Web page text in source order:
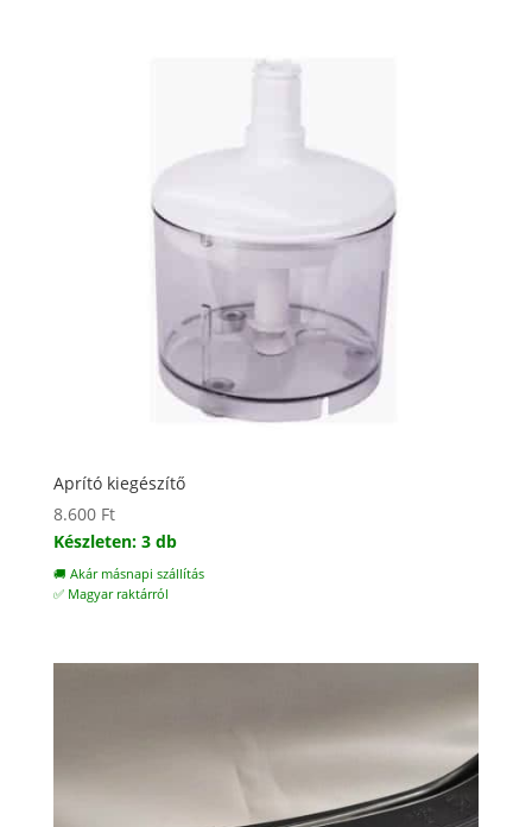
Aprító kiegészítő
8.600 Ft
Készleten: 3 db
🚚 Akár másnapi szállítás
✅ Magyar raktárról